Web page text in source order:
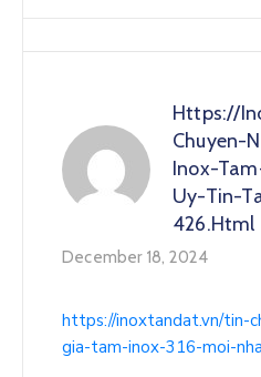
Https://
Chuyen-
Inox-
Uy-Tin-
426.html
December 18, 2024
https://inoxtandat.vn/tin-
gia-tam-inox-316-moi-